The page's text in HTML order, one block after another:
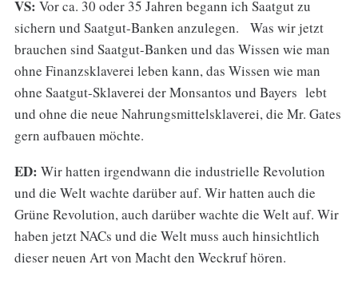
VS: Vor ca. 30 oder 35 Jahren begann ich Saatgut zu
sichern und Saatgut-Banken anzulegen. Was wir jetzt
brauchen sind Saatgut-Banken und das Wissen wie man
ohne Finanzsklaverei leben kann, das Wissen wie man
ohne Saatgut-Sklaverei der Monsantos und Bayers lebt
und ohne die neue Nahrungsmittelsklaverei, die Mr. Gates
gern aufbauen möchte.
ED: Wir hatten irgendwann die industrielle Revolution
und die Welt wachte darüber auf. Wir hatten auch die
Grüne Revolution, auch darüber wachte die Welt auf. Wir
haben jetzt NACs und die Welt muss auch hinsichtlich
dieser neuen Art von Macht den Weckruf hören.